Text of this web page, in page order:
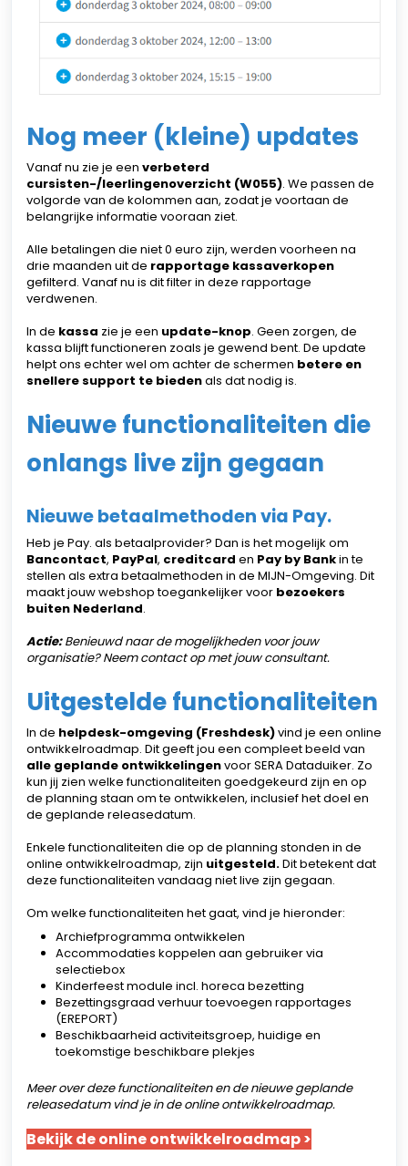
Nog meer (kleine) updates
Vanaf nu zie je een verbeterd
cursisten-/leerlingenoverzicht (W055). We passen de
volgorde van de kolommen aan, zodat je voortaan de
belangrijke informatie vooraan ziet.
Alle betalingen die niet 0 euro zijn, werden voorheen na
drie maanden uit de rapportage kassaverkopen
gefilterd. Vanaf nu is dit filter in deze rapportage
verdwenen.
In de kassa zie je een update-knop. Geen zorgen, de
kassa blijft functioneren zoals je gewend bent. De update
helpt ons echter wel om achter de schermen betere en
snellere support te biedenals dat nodig is.
Nieuwe functionaliteiten die
onlangs live zijn gegaan
Nieuwe betaalmethoden via Pay.
Heb je Pay. als betaalprovider? Dan is het mogelijk om
Bancontact, PayPal, creditcard en Pay by Bankin te
stellen als extra betaalmethoden in de MIJN-Omgeving. Dit
maakt jouw webshop toegankelijker voor bezoekers
buiten Nederland.
Actie:Benieuwd naar de mogelijkheden voor jouw
organisatie? Neem contact op met jouw consultant.
Uitgestelde functionaliteiten
In de helpdesk-omgeving (Freshdesk)vind je een online
ontwikkelroadmap. Dit geeft jou een compleet beeld van
alle geplande ontwikkelingenvoor SERA Dataduiker. Zo
kun jij zien welke functionaliteiten goedgekeurd zijn en op
de planning staan om te ontwikkelen, inclusief het doel en
de geplande releasedatum.
Enkele functionaliteiten die op de planning stonden in de
online ontwikkelroadmap, zijn uitgesteld.Dit betekent dat
deze functionaliteiten vandaag niet live zijn gegaan.
Om welke functionaliteiten het gaat, vind je hieronder:
Archiefprogramma ontwikkelen
Accommodaties koppelen aan gebruiker via
selectiebox
Kinderfeest module incl. horeca bezetting
Bezettingsgraad verhuur toevoegen rapportages
(EREPORT)
Beschikbaarheid activiteitsgroep, huidige en
toekomstige beschikbare plekjes
Meer over deze functionaliteiten en de nieuwe geplande
releasedatum vind je in de online ontwikkelroadmap.
Bekijk de online ontwikkelroadmap >